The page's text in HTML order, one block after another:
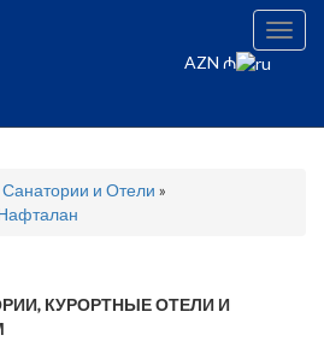
AZN ₼
и Отели »
КУРОРТНЫЕ ОТЕЛИ И